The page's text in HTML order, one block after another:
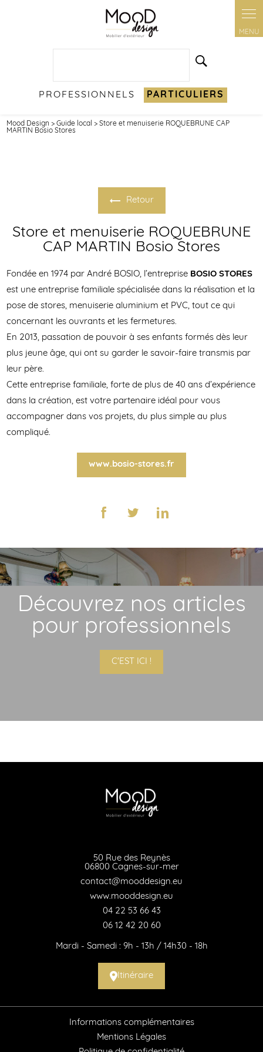
PROFESSIONNELS PARTICULIERS
Mood Design >Guide local > Store et menuiserie ROQUEBRUNE CAP
MARTIN Bosio Stores
Retour
Store et menuiserie ROQUEBRUNE
CAP MARTIN Bosio Stores
Fondée en 1974 par André BOSIO, l’entreprise BOSIO STORES
est une entreprise familiale spécialisée dans la réalisation et la
pose de stores, menuiserie aluminium et PVC, tout ce qui
concernant les ouvrants et les fermetures.
En 2013, passation de pouvoir à ses enfants formés dès leur
plus jeune âge, qui ont su garder le savoir-faire transmis par
leur père.
Cette entreprise familiale, forte de plus de 40 ans d’expérience
dans la création, est votre partenaire idéal pour vous
accompagner dans vos projets, du plus simple au plus
compliqué.
www.bosio-stores.fr
Découvrez nos articles
pour professionnels
C'EST ICI !
50 Rue des Reynès
06800 Cagnes-sur-mer
contact@mooddesign.eu
www.mooddesign.eu
04 22 53 66 43
06 12 42 20 60
Mardi - Samedi : 9h - 13h / 14h30 - 18h
Itinéraire
Informations complémentaires
Mentions Légales